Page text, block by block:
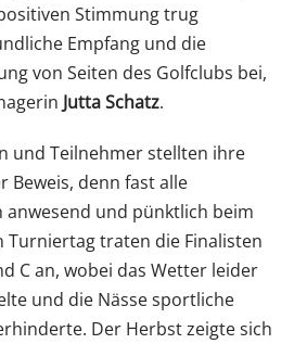
Stimmung trug
Empfang und die
von Seiten des Golfclubs bei,
Jutta Schatz.
und Teilnehmer stellten ihre
Beweis, denn fast alle
anwesend und pünktlich beim
Turniertag traten die Finalisten
C an, wobei das Wetter leider
und die Nässe sportliche
Der Herbst zeigte sich